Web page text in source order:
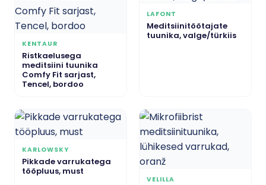
KENTAUR
Ristkaelusega
meditsiini tuunika
Comfy Fit sarjast,
Tencel, bordoo
LAFONT
Meditsiinitöötajate
tuunika, valge/türkiis
KARLOWSKY
Pikkade varrukatega
tööpluus, must
VELILLA